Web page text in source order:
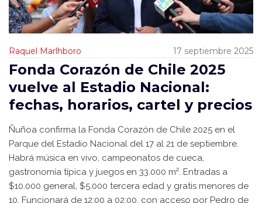
Raquel Marlhboro 17 septiembre 2025
Fonda Corazón de Chile 2025
vuelve al Estadio Nacional:
fechas, horarios, cartel y precios
Ñuñoa confirma la Fonda Corazón de Chile 2025 en el
Parque del Estadio Nacional del 17 al 21 de septiembre.
Habrá música en vivo, campeonatos de cueca,
gastronomía típica y juegos en 33.000 m². Entradas a
$10.000 general, $5.000 tercera edad y gratis menores de
10. Funcionará de 12:00 a 02:00, con acceso por Pedro de